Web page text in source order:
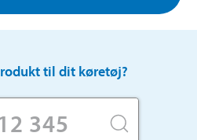
til dit køretøj?